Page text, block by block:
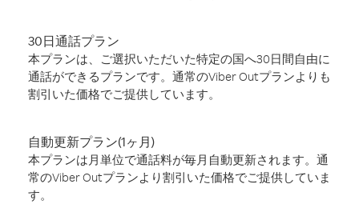
30日通話プラン
本プランは、ご選択いただいた特定の国へ30日間自由に
通話ができるプランです。通常のViber Outプランよりも
割引いた価格でご提供しています。
自動更新プラン(1ヶ月)
本プランは月単位で通話料が毎月自動更新されます。通
常のViber Outプランより割引いた価格でご提供していま
す。